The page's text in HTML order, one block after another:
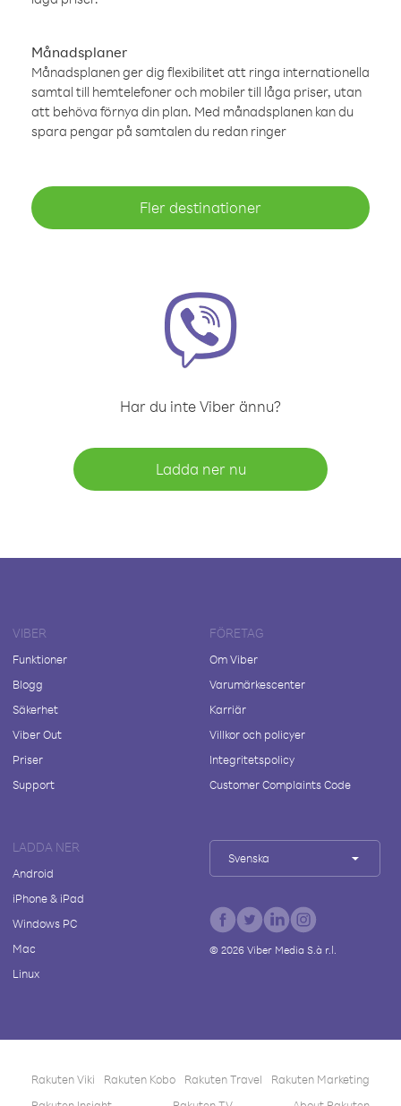
Månadsplaner
Månadsplanen ger dig flexibilitet att ringa internationella
samtal till hemtelefoner och mobiler till låga priser, utan
att behöva förnya din plan. Med månadsplanen kan du
spara pengar på samtalen du redan ringer
Fler destinationer
Har du inte Viber ännu?
Ladda ner nu
VIBER
Funktioner
Blogg
Säkerhet
Viber Out
Priser
Support
FÖRETAG
Om Viber
Varumärkescenter
Karriär
Villkor och policyer
Integritetspolicy
Customer Complaints Code
LADDA NER
Android
iPhone & iPad
Windows PC
Mac
Linux
Svenska
© 2026Viber Media S.à r.l.
Rakuten Viki Rakuten Kobo Rakuten Travel
Rakuten Marketing